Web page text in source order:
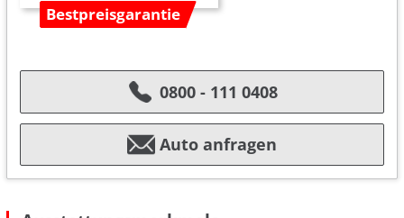
Bestpreisgarantie
0800 - 111 0408
Auto anfragen